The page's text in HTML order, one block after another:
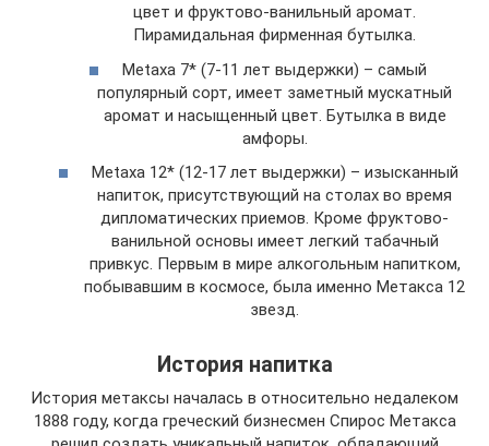
цвет и фруктово-ванильный аромат.
Пирамидальная фирменная бутылка.
Metaxa 7* (7-11 лет выдержки) – самый
популярный сорт, имеет заметный мускатный
аромат и насыщенный цвет. Бутылка в виде
амфоры.
Metaxa 12* (12-17 лет выдержки) – изысканный
напиток, присутствующий на столах во время
дипломатических приемов. Кроме фруктово-
ванильной основы имеет легкий табачный
привкус. Первым в мире алкогольным напитком,
побывавшим в космосе, была именно Метакса 12
звезд.
История напитка
История метаксы началась в относительно недалеком
1888 году, когда греческий бизнесмен Спирос Метакса